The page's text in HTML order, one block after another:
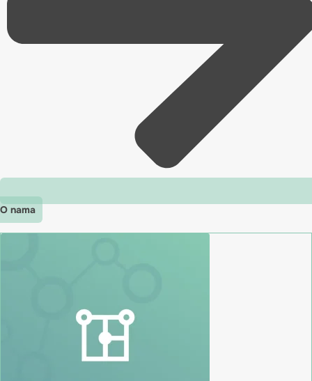
O nama